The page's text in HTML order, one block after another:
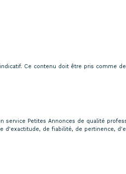
Ce contenu doit être pris comme
Petites Annonces de qualité
de fiabilité, de pertinence,